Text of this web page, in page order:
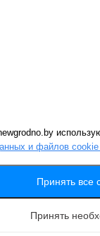
и файлов
Принять все
Принять